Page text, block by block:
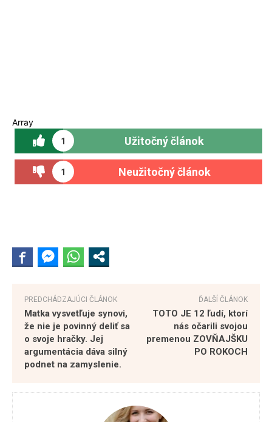
Array
1 Užitočný článok
1 Neužitočný článok
PREDCHÁDZAJÚCI ČLÁNOK
Matka vysvetľuje synovi,
že nie je povinný deliť sa
o svoje hračky. Jej
argumentácia dáva silný
podnet na zamyslenie.
ĎALŠÍ ČLÁNOK
TOTO JE 12 ľudí, ktorí
nás očarili svojou
premenou ZOVŇAJŠKU
PO ROKOCH